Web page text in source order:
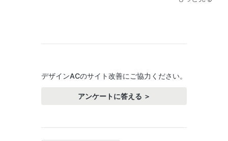
デザインACのサイト改善にご協力ください。
アンケートに答える ＞